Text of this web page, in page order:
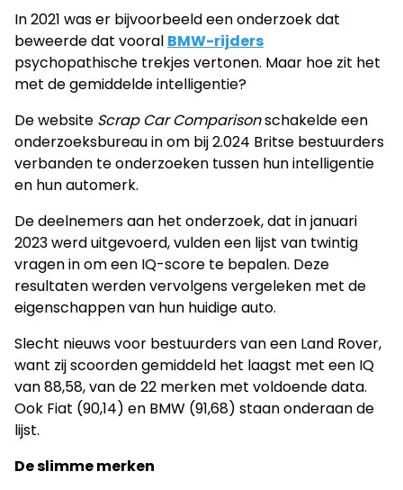
In 2021 was er bijvoorbeeld een onderzoek dat
beweerde dat vooral BMW-rijders
psychopathische trekjes vertonen. Maar hoe zit het
met de gemiddelde intelligentie?
De website Scrap Car Comparisonschakelde een
onderzoeksbureau in om bij 2.024 Britse bestuurders
verbanden te onderzoeken tussen hun intelligentie
en hun automerk.
De deelnemers aan het onderzoek, dat in januari
2023 werd uitgevoerd, vulden een lijst van twintig
vragen in om een IQ-score te bepalen. Deze
resultaten werden vervolgens vergeleken met de
eigenschappen van hun huidige auto.
Slecht nieuws voor bestuurders van een Land Rover,
want zij scoorden gemiddeld het laagst met een IQ
van 88,58, van de 22 merken met voldoende data.
Ook Fiat (90,14) en BMW (91,68) staan onderaan de
lijst.
De slimme merken